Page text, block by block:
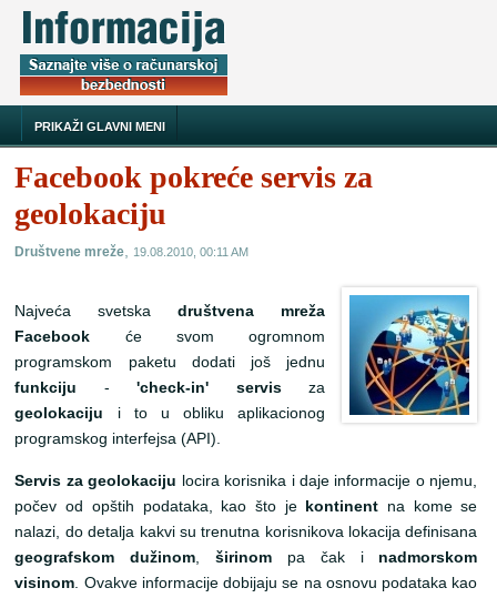
PRIKAŽI GLAVNI MENI
Facebook pokreće servis za
geolokaciju
Društvene mreže, 19.08.2010, 00:11 AM
Najveća svetskadruštvena mreža
Facebook će svom ogromnom
programskom paketu dodati još jednu
funkciju -'check-in' servisza
geolokaciju i to u obliku aplikacionog
programskog interfejsa (API).
Servis za geolokaciju locira korisnika i daje informacije o njemu,
počev od opštih podataka, kao što je
kontinent na kome se
nalazi, do detalja kakvi su trenutna korisnikova lokacija definisana
geografskom dužinom,širinom pa čak i nadmorskom
visinom. Ovakve informacije dobijaju se na osnovu podataka kao